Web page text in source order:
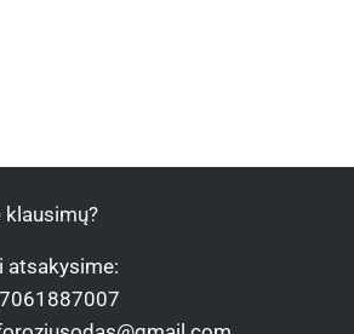
klausimų?
atsakysime: